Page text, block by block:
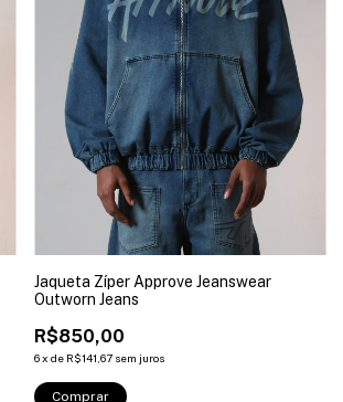
Jaqueta Zíper Approve Jeanswear
Outworn Jeans
R$850,00
6x de R$141,67 sem juros
Comprar